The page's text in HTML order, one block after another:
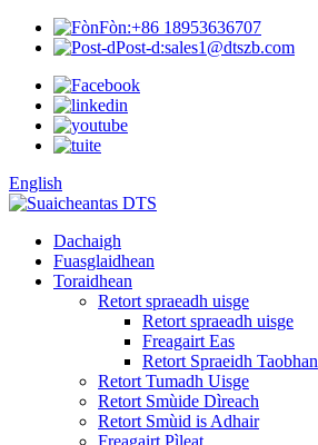
Fòn:+86 18953636707
Post-d:sales1@dtszb.com
English
Dachaigh
Fuasglaidhean
Toraidhean
Retort spraeadh uisge
Retort spraeadh uisge
Freagairt Eas
Retort Spraeidh Taobhan
Retort Tumadh Uisge
Retort Smùide Dìreach
Retort Smùid is Adhair
Freagairt Pìleat